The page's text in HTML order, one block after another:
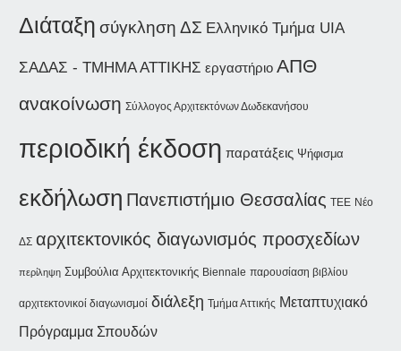
Διάταξη σύγκληση ΔΣ Ελληνικό Τμήμα UIA
ΣΑΔΑΣ - ΤΜΗΜΑ ΑΤΤΙΚΗΣ εργαστήριο ΑΠΘ
ανακοίνωση Σύλλογος Αρχιτεκτόνων Δωδεκανήσου
περιοδική έκδοση παρατάξεις Ψήφισμα
εκδήλωση Πανεπιστήμιο Θεσσαλίας ΤΕΕ Νέο
ΔΣ αρχιτεκτονικός διαγωνισμός προσχεδίων
περίληψη Συμβούλια Αρχιτεκτονικής Biennale παρουσίαση βιβλίου
αρχιτεκτονικοί διαγωνισμοί διάλεξη Τμήμα Αττικής Μεταπτυχιακό
Πρόγραμμα Σπουδών